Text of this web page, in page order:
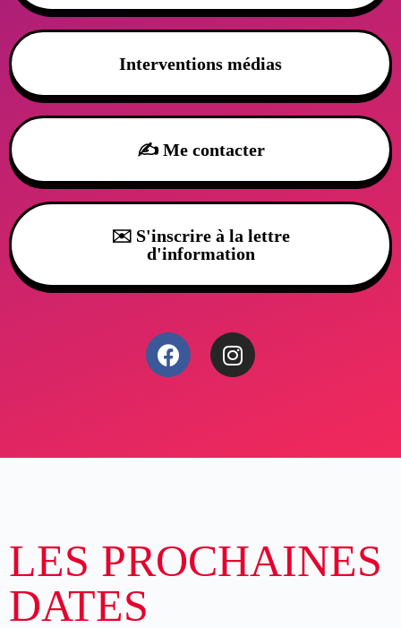
Interventions médias
✍️ Me contacter
✉️ S'inscrire à la lettre
d'information
LES PROCHAINES
DATES